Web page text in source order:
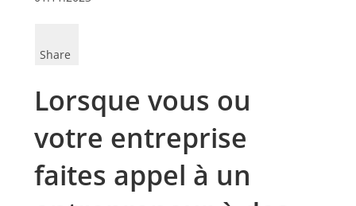
Share
Lorsque vous ou
votre entreprise
faites appel à un